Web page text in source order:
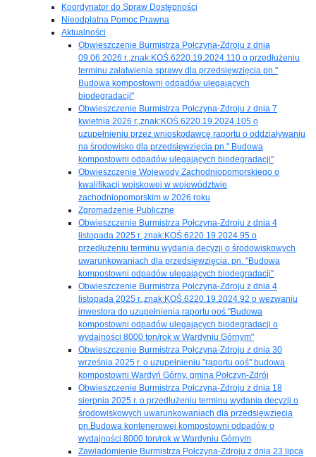
Koordynator do Spraw Dostępności
Nieodpłatna Pomoc Prawna
Aktualności
Obwieszczenie Burmistrza Połczyna-Zdroju z dnia
09.06.2026 r.,znak:KOŚ.6220.19.2024.110 o przedłużeniu
terminu załatwienia sprawy dla przedsięwzięcia pn."
Budowa kompostowni odpadów ulegających
biodegradacji"
Obwieszczenie Burmistrza Połczyna-Zdroju z dnia 7
kwietnia 2026 r.,znak:KOŚ.6220.19.2024.105 o
uzupełnieniu przez wnioskodawcę raportu o oddziaływaniu
na środowisko dla przedsięwzięcia pn." Budowa
kompostowni odpadów ulegających biodegradacji"
Obwieszczenie Wojewody Zachodniopomorskiego o
kwalifikacji wojskowej w województwie
zachodniopomorskim w 2026 roku
Zgromadzenie Publiczne
Obwieszczenie Burmistrza Połczyna-Zdroju z dnia 4
listopada 2025 r.,znak:KOŚ.6220.19.2024.95 o
przedłużeniu terminu wydania decyzji o środowiskowych
uwarunkowaniach dla przedsięwzięcia. pn. "Budowa
kompostowni odpadów ulegających biodegradacji"
Obwieszczenie Burmistrza Połczyna-Zdroju z dnia 4
listopada 2025 r.,znak:KOŚ.6220.19.2024.92 o wezwaniu
inwestora do uzupełnienia raportu ooś "Budowa
kompostowni odpadów ulegających biodegradacji o
wydajności 8000 ton/rok w Wardyniu Górnym"
Obwieszczenie Burmistrza Połczyna-Zdroju z dnia 30
września 2025 r. o uzupełnieniu "raportu ooś" budowa
kompostowni Wardyń Górny, gmina Połczyn-Zdrój
Obwieszczenie Burmistrza Połczyna-Zdroju z dnia 18
sierpnia 2025 r. o przedłużeniu terminu wydania decyzji o
środowiskowych uwarunkowaniach dla przedsięwzięcia
pn.Budowa kontenerowej kompostowni odpadów o
wydajności 8000 ton/rok w Wardyniu Górnym
Zawiadomienie Burmistrza Połczyna-Zdroju z dnia 23 lipca